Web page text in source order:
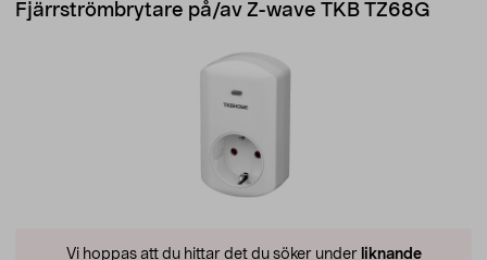
Fjärrströmbrytare på/av Z-wave TKB TZ68G
Vi hoppas att du hittar det du söker under liknande